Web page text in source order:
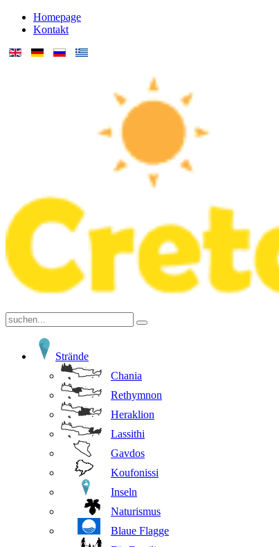
Homepage
Kontakt
Strände
Chania
Rethymnon
Heraklion
Lassithi
Gavdos
Koufonissi
Inseln
Naturismus
Blaue Flagge